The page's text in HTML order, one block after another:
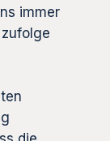
immer